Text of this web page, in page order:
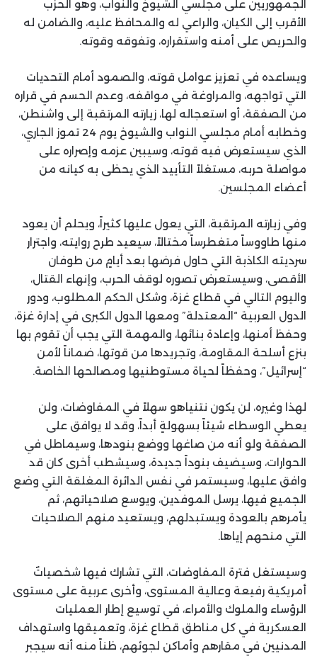
الجمهوريين على مجلسي الشيوخ والنواب، وهو الحزب
الأقرب إلى الكيان، والراعي له والمحافظ عليه، والضامن له
والحريص على أمنه واستقراره، وتفوقه وقوته.
ويساعده في تعزيز عوامل قوته، والصمود أمام التحديات
التي تواجهه، والمراوغة في مواقفه، وعدم الحسم في قراره
من الصفقة، أو استعجاله لها، زيارته المرتقبة إلى واشنطن،
وخطابه أمام مجلسي النواب والشيوخ يوم 24 تموز الجاري،
الذي سيستعرض فيه قوته، وسيبين عزمه وإصراره على
مواصلة حربه، مستغلاً التأييد الذي يحظى به كيانه من
أعضاء المجلسين.
وفي زيارته المرتقبة، التي يعول عليها كثيراً، ويحلم أن يعود
منها طاووساً متغطرساً مختالاً، سيعيد طرح روايته، واجترار
سرديته الكاذبة التي حاول فرضها بعد أيامٍ من طوفان
الأقصى، وسيستعرض تصوره لوقف الحرب، وإنهاء القتال،
واليوم التالي في قطاع غزة، وشكل الحكم المطلوب، ودور
الدول العربية “المعتدلة” ومعها الدول الكبرى في إدارة غزة،
وحفظ أمنها، وإعادة بنائها، والمهمة التي يجب أن تقوم بها
بنزع أسلحة المقاومة، وتجريدها من قوتها، ضماناً لأمن
“إسرائيل”، وحفظاً لحياة مستوطنيها ومصالحها الخاصة.
لهذا وغيره، لن يكون نتنياهو سهلاً في المفاوضات، ولن
يعطي الوسطاء شيئاً بسهولةٍ أبداً، وقد لا يوافق على
الصفقة ولو أنه من صاغها ووضع بنودها، وسيماطل في
الحوارات، وسيضيف بنوداً جديدة، وسيشطب أخرى كان قد
وافق عليها، وسيستمر في نفس الدائرة المغلقة التي وضع
الجميع فيها، يرسل الموفدين، ويوسع صلاحياتهم، ثم
يأمرهم بالعودة ويستبدلهم، ويستعيد منهم الصلاحيات
التي منحهم إياها.
وسيستغل فترة المفاوضات، التي تشارك فيها شخصياتٌ
أمريكية رفيعة وعالية المستوى، وأخرى عربية على مستوى
الرؤساء والملوك والأمراء، في توسيع إطار العمليات
العسكرية في كل مناطق قطاع غزة، وتعميقها واستهداف
المدنيين في مقارهم وأماكن لجوئهم، ظناً منه أنه سيجبر